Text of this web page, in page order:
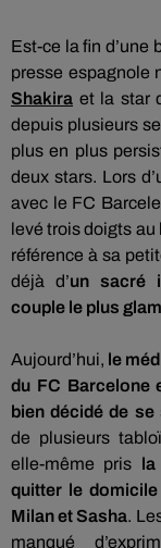
Est-ce la fin d’une
presse espagnole
Shakira et la star
depuis plusieurs
plus en plus
deux stars. Lors
avec le FC
levé trois doigts au
référence à sa
déjà d’un sacré
couple le plus
Aujourd’hui, le
du FC Barcelone
bien décidé de se
de plusieurs
elle-même pris la
quitter le
Milan et Sasha.
manqué